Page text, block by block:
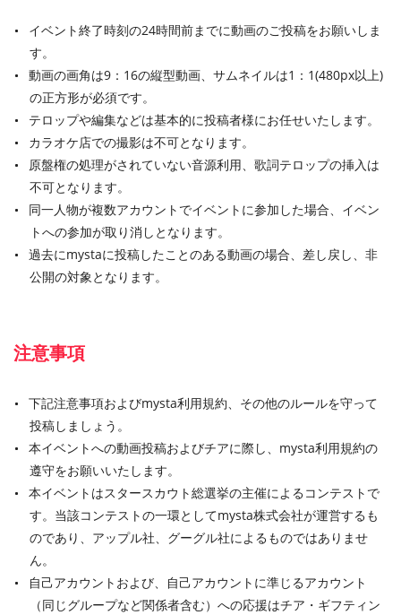
イベント終了時刻の24時間前までに動画のご投稿をお願いしま
す。
動画の画角は9：16の縦型動画、サムネイルは1：1(480px以上)
の正方形が必須です。
テロップや編集などは基本的に投稿者様にお任せいたします。
カラオケ店での撮影は不可となります。
原盤権の処理がされていない音源利用、歌詞テロップの挿入は
不可となります。
同一人物が複数アカウントでイベントに参加した場合、イベン
トへの参加が取り消しとなります。
過去にmystaに投稿したことのある動画の場合、差し戻し、非
公開の対象となります。
注意事項
下記注意事項およびmysta利用規約、その他のルールを守って
投稿しましょう。
本イベントへの動画投稿およびチアに際し、mysta利用規約の
遵守をお願いいたします。
本イベントはスタースカウト総選挙の主催によるコンテストで
す。当該コンテストの一環としてmysta株式会社が運営するも
のであり、アップル社、グーグル社によるものではありませ
ん。
自己アカウントおよび、自己アカウントに準じるアカウント
（同じグループなど関係者含む）への応援はチア・ギフティン